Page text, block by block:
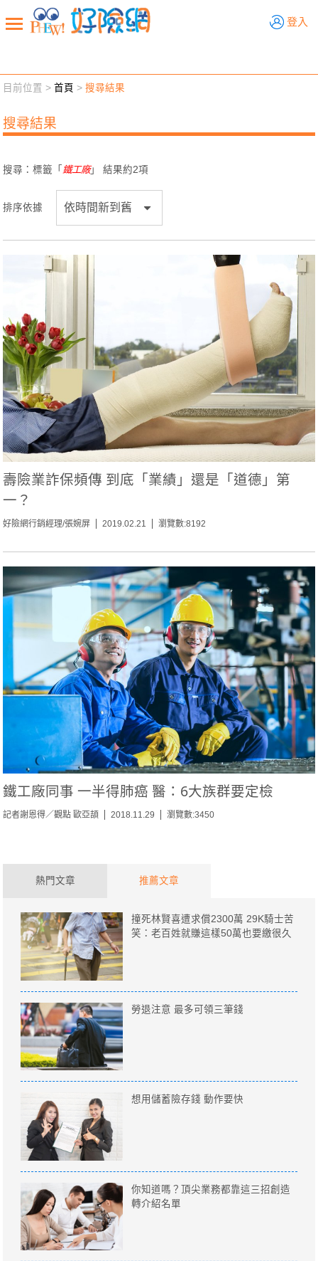
登入
新聞觀點 業務交流
退休先準備 好險學堂 輔銷工具 活動專區
目前位置 >首頁 >搜尋結果
搜尋結果
搜尋：標籤「鐵工廠」 結果約2項
排序依據
壽險業詐保頻傳 到底「業績」還是「道德」第
一？
好險網行銷經理/張婉屏 2019.02.21 瀏覽數:8192
鐵工廠同事 一半得肺癌 醫：6大族群要定檢
記者謝恩得／觀點 歐亞頡 2018.11.29 瀏覽數:3450
熱門文章 推薦文章
撞死林賢喜遭求償2300萬 29K騎士苦
笑：老百姓就賺這樣50萬也要繳很久
勞退注意 最多可領三筆錢
想用儲蓄險存錢 動作要快
你知道嗎？頂尖業務都靠這三招創造
轉介紹名單